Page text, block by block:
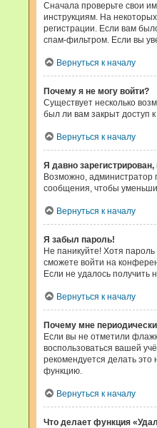
Сначала проверьте свои
инструкциям. На
регистрации. Если вам
спам-фильтром. Если вы
Вернуться к началу
Почему я не могу войти?
Существует несколько
был ли вам закрыт доступ
Вернуться к началу
Я давно
Возможно, администратор
сообщения, чтобы
Вернуться к началу
Я забыл пароль!
Не паникуйте! Хотя
сможете войти на
Если не удалось
Вернуться к началу
Почему мне
Если вы не отметили
воспользоваться вашей
рекомендуется делать
функцию.
Вернуться к началу
Что делает функция